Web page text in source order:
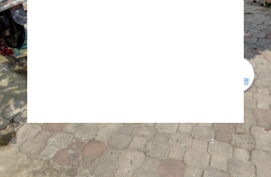
공간설명